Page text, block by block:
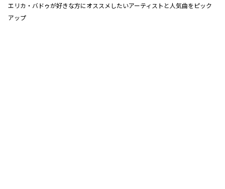
エリカ・バドゥが好きな方にオススメしたいアーティストと人気曲をピック
アップ